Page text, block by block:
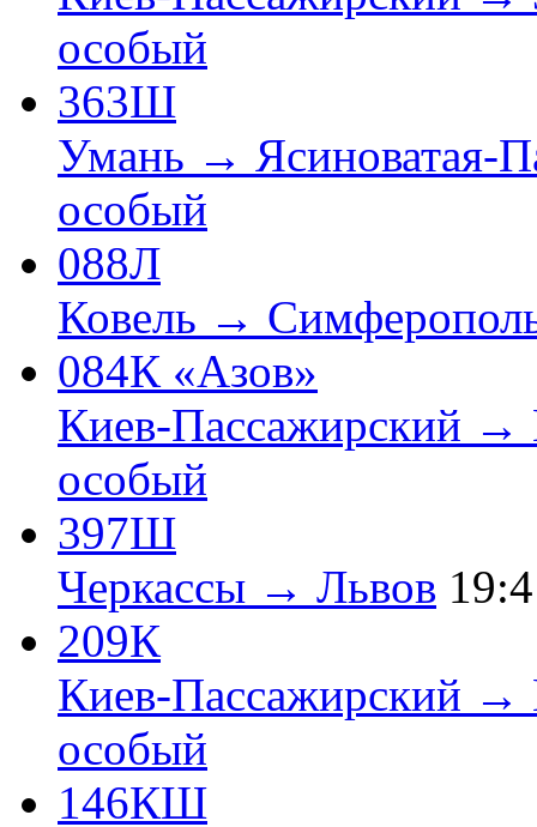
особый
363Ш
Умань → Ясиноватая-
особый
088Л
Ковель →
084К «Азов»
Киев-Пассажирский →
особый
397Ш
Черкассы → Львов
209К
Киев-Пассажирский →
особый
146КШ